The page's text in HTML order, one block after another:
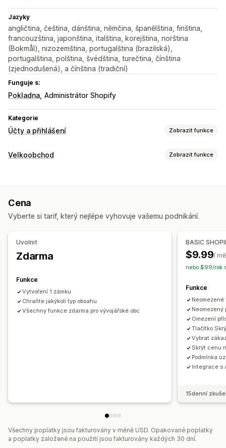
Jazyky
angličtina, čeština, dánština, němčina, španělština, finština,
francouzština, japonština, italština, korejština, norština
(Bokmål), nizozemština, portugalština (brazilská),
portugalština, polština, švédština, turečtina, čínština
(zjednodušená), a čínština (tradiční)
Funguje s:
Pokladna Administrátor Shopify
Kategorie
Účty a přihlášení Zobrazit funkce
Přihlášení zákazníka
Aktivační odkaz
Řízení přístupu
Zamykání stránek
Vlastní pravidla
Velkoobchod Zobrazit funkce
Přihlášení k velkoobchodu
Cena
Vyberte si tarif, který nejlépe vyhovuje vašemu podnikání.
Uvolnit
Zdarma
Funkce
Vytvoření 1 zámku
Chraňte jakýkoli typ obsahu
Všechny funkce zdarma pro vývojářské obc
BASIC
$9.99/
nebo $99/rok
Funkce
Neomezený
Omezení
Tlačítko
Vybrat
Skrýt cenu
Podmínka
Integrace s
15denní
Všechny poplatky jsou fakturovány v měně USD. Opakované poplatky
a poplatky založené na použití jsou fakturovány každých 30 dní.